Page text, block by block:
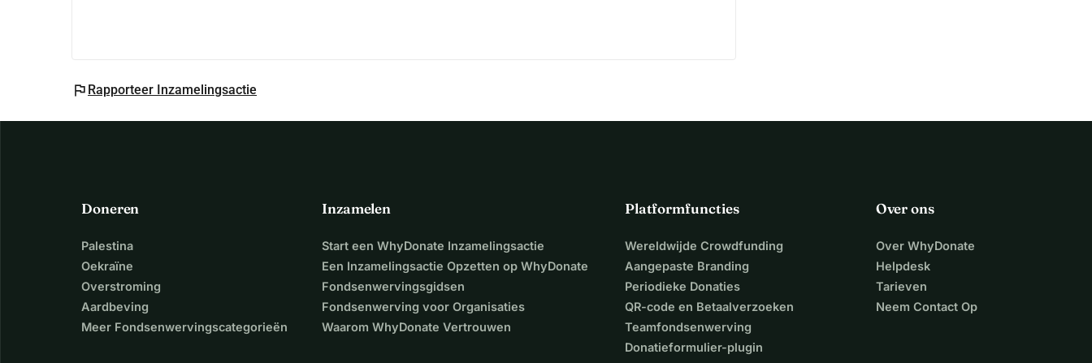
flag Rapporteer Inzamelingsactie
Doneren
Palestina
Oekraïne
Overstroming
Aardbeving
Meer Fondsenwervingscategorieën
Inzamelen
Start een WhyDonate Inzamelingsactie
Een Inzamelingsactie Opzetten op WhyDonate
Fondsenwervingsgidsen
Fondsenwerving voor Organisaties
Waarom WhyDonate Vertrouwen
Platformfuncties
Wereldwijde Crowdfunding
Aangepaste Branding
Periodieke Donaties
QR-code en Betaalverzoeken
Teamfondsenwerving
Donatieformulier-plugin
Over ons
Over WhyDonate
Helpdesk
Tarieven
Neem Contact Op